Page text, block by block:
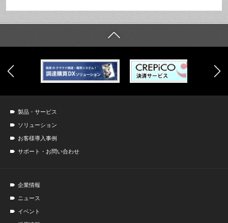
製品・サービス
ソリューション
お客様導入事例
サポート・お問い合わせ
企業情報
ニュース
イベント